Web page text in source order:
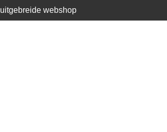
uitgebreide webshop